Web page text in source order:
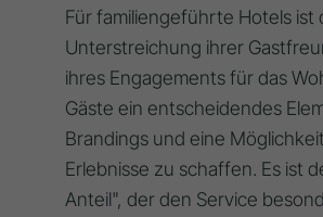
Für familiengeführte Hotels ist
Unterstreichung ihrer
ihres Engagements für das
Gäste ein entscheidendes
Brandings und eine
Erlebnisse zu schaffen. Es ist
Anteil", der den Service